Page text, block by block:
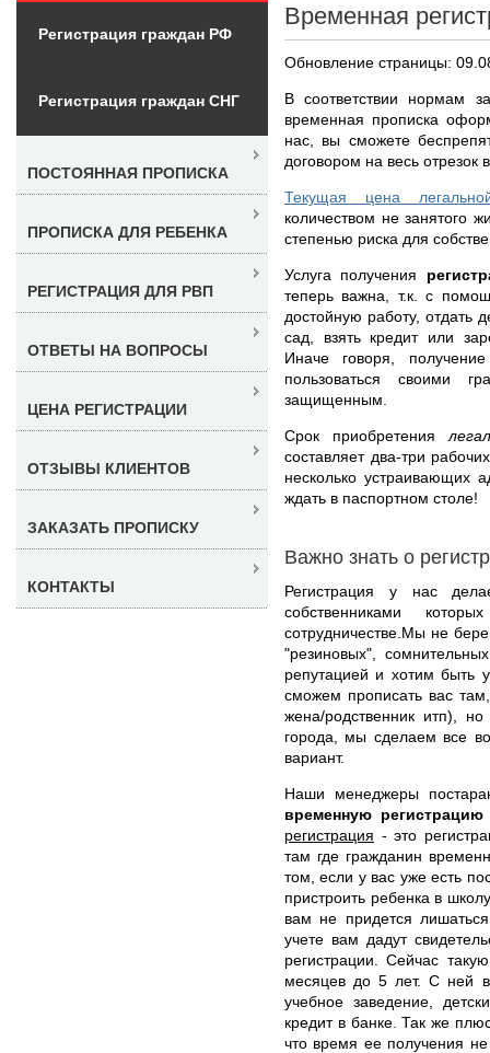
Временная
Обновление страницы:
В соответствии нормам
временная прописка
нас, вы сможете
договором на весь отрезок
Текущая цена
количеством не занятого
степенью риска для
Услуга получения
теперь важна, т.к. с
достойную работу, отдать
сад, взять кредит или
Иначе говоря,
пользоваться своими
защищенным.
Срок приобретения
составляет два-три
несколько устраивающих
ждать в паспортном столе!
Важно знать о
Регистрация у нас
собственниками
сотрудничестве.Мы не
"резиновых",
репутацией и хотим быть
сможем прописать вас
жена/родственник итп),
города, мы сделаем все
вариант.
Наши менеджеры
временную
регистрация - это
там где гражданин
том, если у вас уже есть
пристроить ребенка в
вам не придется
учете вам дадут
регистрации. Сейчас
месяцев до 5 лет. С ней
учебное заведение,
кредит в банке. Так же
что время ее получения
Регистрация граждан РФ
Регистрация граждан СНГ
ПОСТОЯННАЯ ПРОПИСКА
ПРОПИСКА ДЛЯ РЕБЕНКА
РЕГИСТРАЦИЯ ДЛЯ РВП
ОТВЕТЫ НА ВОПРОСЫ
ЦЕНА РЕГИСТРАЦИИ
ОТЗЫВЫ КЛИЕНТОВ
ЗАКАЗАТЬ ПРОПИСКУ
КОНТАКТЫ